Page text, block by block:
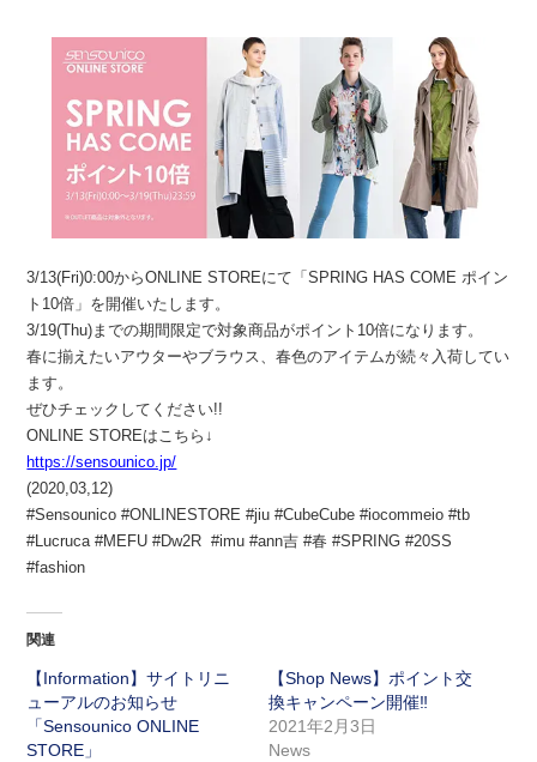
3/13(Fri)0:00からONLINE STOREにて「SPRING HAS COME ポイン
ト10倍」を開催いたします。
3/19(Thu)までの期間限定で対象商品がポイント10倍になります。
春に揃えたいアウターやブラウス、春色のアイテムが続々入荷してい
ます。
ぜひチェックしてください!!
ONLINE STOREはこちら↓
https://sensounico.jp/
(2020,03,12)
#Sensounico #ONLINESTORE #jiu #CubeCube #iocommeio #tb
#Lucruca #MEFU #Dw2R #imu #ann吉 #春 #SPRING #20SS
#fashion
関連
【Information】サイトリニ
ューアルのお知らせ
「Sensounico ONLINE
STORE」
【Shop News】ポイント交
換キャンペーン開催‼︎
2021年2月3日
News